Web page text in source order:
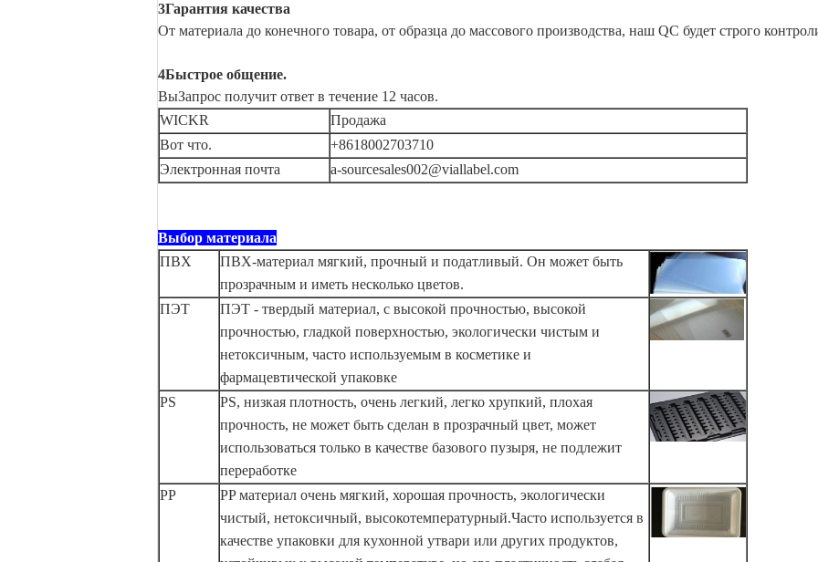
3Гарантия качества
От материала до конечного товара, от образца до массового производства, наш QC будет строго
4Быстрое общение.
ВыЗапрос получит ответ в течение 12 часов.
WICKR
Продажа
Вот что.
+8618002703710
Электронная почта
a-sourcesales002@viallabel.com
Выбор материала
ПВХ
ПВХ-материал мягкий, прочный и податливый. Он может быть
прозрачным и иметь несколько цветов.
ПЭТ
ПЭТ - твердый материал, с высокой прочностью, высокой
прочностью, гладкой поверхностью, экологически чистым и
нетоксичным, часто используемым в косметике и
фармацевтической упаковке
PS
PS, низкая плотность, очень легкий, легко хрупкий, плохая
прочность, не может быть сделан в прозрачный цвет, может
использоваться только в качестве базового пузыря, не подлежит
переработке
PP
PP материал очень мягкий, хорошая прочность, экологически
чистый, нетоксичный, высокотемпературный.Часто используется в
качестве упаковки для кухонной утвари или других продуктов,